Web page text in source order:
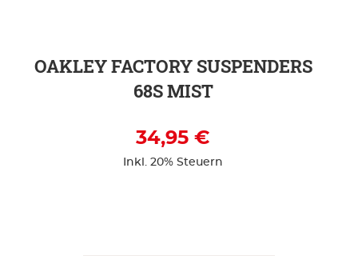
OAKLEY FACTORY SUSPENDERS
68S MIST
34,95 €
Inkl. 20% Steuern